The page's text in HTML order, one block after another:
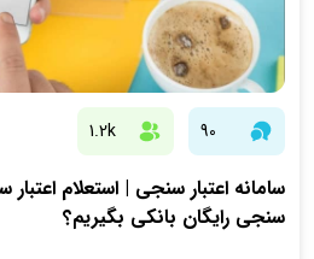
90
1.2k
سامانه اعتبار سنجی | استعلام
سنجی رایگان بانکی بگیریم؟